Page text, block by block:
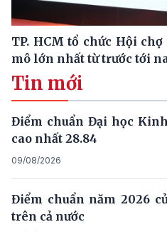
TP. HCM tổ chức Hội
mô lớn nhất từ trước tới
Tin mới
Điểm chuẩn Đại học
cao nhất 28.84
09/08/2026
Điểm chuẩn năm 2026
trên cả nước